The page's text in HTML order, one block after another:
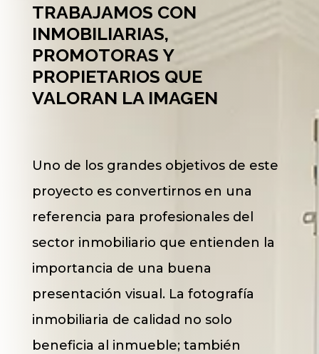
TRABAJAMOS CON
INMOBILIARIAS,
PROMOTORAS Y
PROPIETARIOS QUE
VALORAN LA IMAGEN
Uno de los grandes objetivos de este
proyecto es convertirnos en una
referencia para profesionales del
sector inmobiliario que entienden la
importancia de una buena
presentación visual. La fotografía
inmobiliaria de calidad no solo
beneficia al inmueble; también